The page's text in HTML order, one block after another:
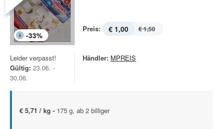
-33%
Preis: € 1,00 € 1,50
Leider verpasst!
Gültig: 23.06. -
30.06.
Händler: MPREIS
€ 5,71 / kg - 175 g, ab 2 billiger